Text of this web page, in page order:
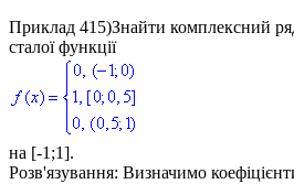
Приклад 415)Знайти комплексний
сталої функції
на [-1;1].
Розв'язування: Визначимо